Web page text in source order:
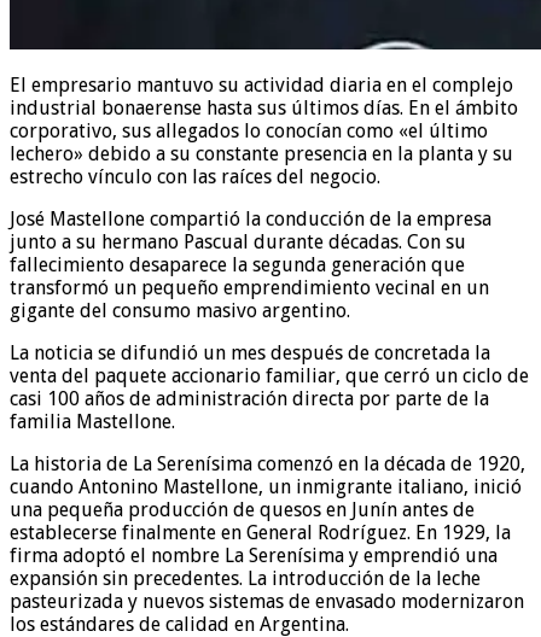
El empresario mantuvo su actividad diaria en el complejo
industrial bonaerense hasta sus últimos días. En el ámbito
corporativo, sus allegados lo conocían como «el último
lechero» debido a su constante presencia en la planta y su
estrecho vínculo con las raíces del negocio.
José Mastellone compartió la conducción de la empresa
junto a su hermano Pascual durante décadas. Con su
fallecimiento desaparece la segunda generación que
transformó un pequeño emprendimiento vecinal en un
gigante del consumo masivo argentino.
La noticia se difundió un mes después de concretada la
venta del paquete accionario familiar, que cerró un ciclo de
casi 100 años de administración directa por parte de la
familia Mastellone.
La historia de La Serenísima comenzó en la década de 1920,
cuando Antonino Mastellone, un inmigrante italiano, inició
una pequeña producción de quesos en Junín antes de
establecerse finalmente en General Rodríguez. En 1929, la
firma adoptó el nombre La Serenísima y emprendió una
expansión sin precedentes. La introducción de la leche
pasteurizada y nuevos sistemas de envasado modernizaron
los estándares de calidad en Argentina.